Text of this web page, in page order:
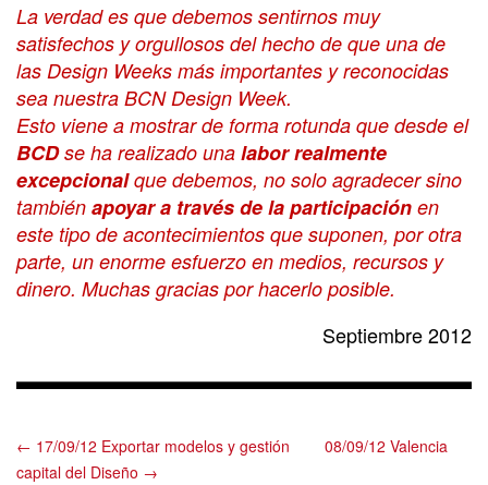
La verdad es que debemos sentirnos muy
satisfechos y orgullosos del hecho de que una de
las Design Weeks más importantes y reconocidas
sea nuestra BCN Design Week.
Esto viene a mostrar de forma rotunda que desde el
BCDse ha realizado una labor realmente
excepcionalque debemos, no solo agradecer sino
también apoyar a través de la participación en
este tipo de acontecimientos que suponen, por otra
parte, un enorme esfuerzo en medios, recursos y
dinero. Muchas gracias por hacerlo posible.
Septiembre 2012
← 17/09/12 Exportar modelos y gestión
08/09/12 Valencia
capital del Diseño →